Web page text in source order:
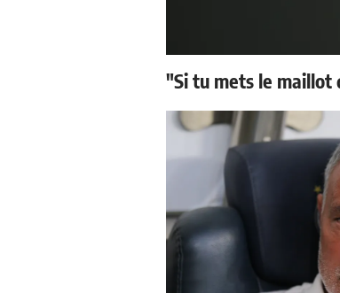
"Si tu mets le